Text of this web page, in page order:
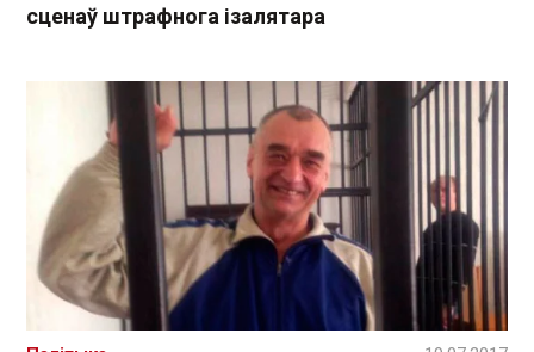
сценаў штрафнога ізалятара